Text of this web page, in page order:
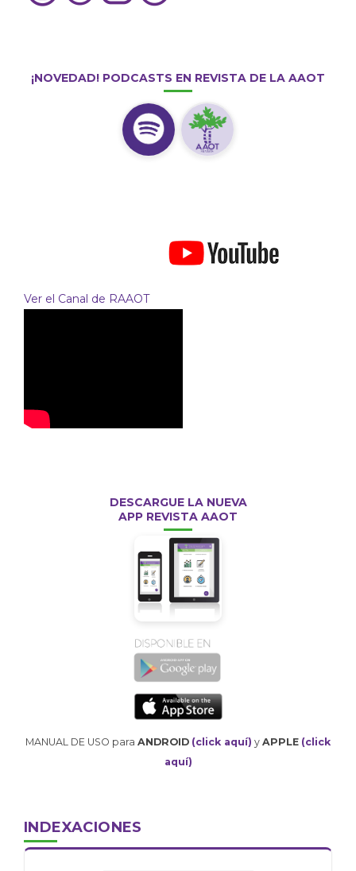
¡NOVEDAD! PODCASTS EN REVISTA DE LA AAOT
Ver el Canal de RAAOT
DESCARGUE LA NUEVA
APP REVISTA AAOT
MANUAL DE USO para ANDROID (click aquí) y APPLE (click
aquí)
INDEXACIONES